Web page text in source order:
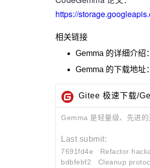
https://
相关链接
Gemma 的详细介绍
Gemma 的下载地址
Gitee 极速下载/
Gemma 是轻量级、先进
Last submit:
7691fd4e
Refactor
bdbfebf2
Cleanup